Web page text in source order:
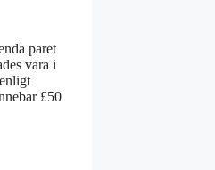
paret
vara i
£50